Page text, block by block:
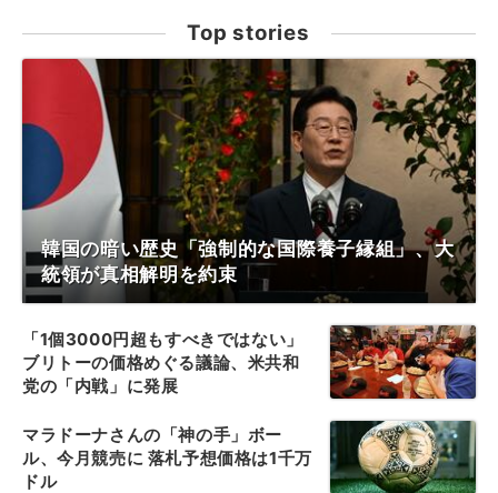
Top stories
韓国の暗い歴史「強制的な国際養子縁組」、大
統領が真相解明を約束
「1個3000円超もすべきではない」
ブリトーの価格めぐる議論、米共和
党の「内戦」に発展
マラドーナさんの「神の手」ボー
ル、今月競売に 落札予想価格は1千万
ドル